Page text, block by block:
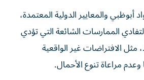
أبوظبي والمعايير الدولية المعتمدة،
الممارسات الشائعة التي تؤدي
مثل الافتراضات غير الواقعية
مراعاة تنوع الأحمال.